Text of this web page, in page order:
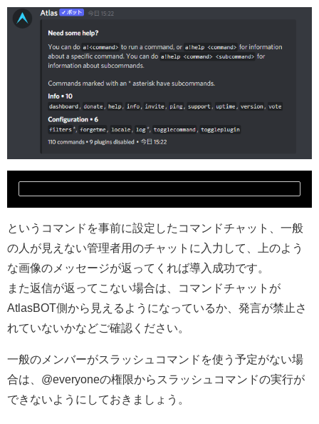
というコマンドを事前に設定したコマンドチャット、一般
の人が見えない管理者用のチャットに入力して、上のよう
な画像のメッセージが返ってくれば導入成功です。
また返信が返ってこない場合は、コマンドチャットが
AtlasBOT側から見えるようになっているか、発言が禁止さ
れていないかなどご確認ください。
一般のメンバーがスラッシュコマンドを使う予定がない場
合は、@everyoneの権限からスラッシュコマンドの実行が
できないようにしておきましょう。